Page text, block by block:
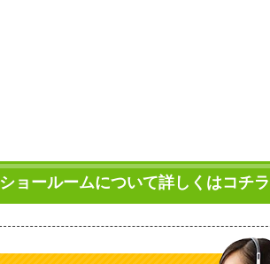
ショールームについて詳しくはコチラ